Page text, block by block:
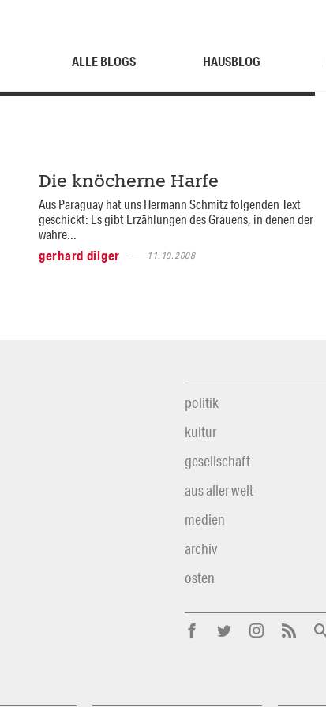
ALLE BLOGS HAUSBLOG
Die knöcherne Harfe
Aus Paraguay hat uns Hermann Schmitz folgenden Text
geschickt: Es gibt Erzählungen des Grauens, in denen der
wahre...
gerhard dilger
11.10.2008
politik
kultur
gesellschaft
aus aller welt
medien
archiv
osten